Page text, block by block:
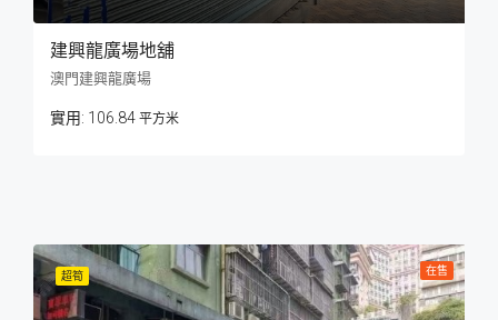
建興龍廣場地舖
澳門建興龍廣場
106.84 平方米
超筍 在售